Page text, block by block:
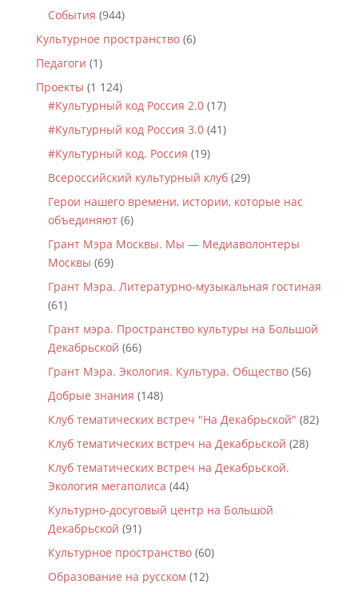
События (944)
Культурное пространство(6)
Педагоги (1)
Проекты (1 124)
#Культурный код Россия 2.0(17)
#Культурный код Россия 3.0(41)
#Культурный код. Россия (19)
Всероссийский культурный клуб(29)
Герои нашего времени, истории, которые нас
объединяют(6)
Грант Мэра Москвы. Мы — Медиаволонтеры
Москвы (69)
Грант Мэра. Литературно-музыкальная гостиная
(61)
Грант мэра. Пространство культуры на Большой
Декабрьской (66)
Грант Мэра. Экология. Культура. Общество(56)
Добрые знания (148)
Клуб тематических встреч "На Декабрьской" (82)
Клуб тематических встреч на Декабрьской (28)
Клуб тематических встреч на Декабрьской.
Экология мегаполиса (44)
Культурно-досуговый центр на Большой
Декабрьской (91)
Культурное пространство(60)
Образование на русском (12)